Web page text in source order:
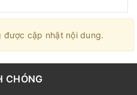
được cập nhật nội dung.
CHÓNG